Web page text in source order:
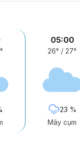
05:00
26° / 27°
23 %
Mây cụm